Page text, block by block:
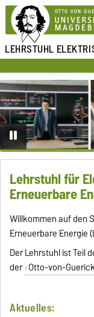
LEHRSTUHL
Lehrstuhl für
Erneuerbare
Willkommen auf den
Erneuerbare Energie
Der Lehrstuhl ist Teil
der Otto-von-
Aktuelles: